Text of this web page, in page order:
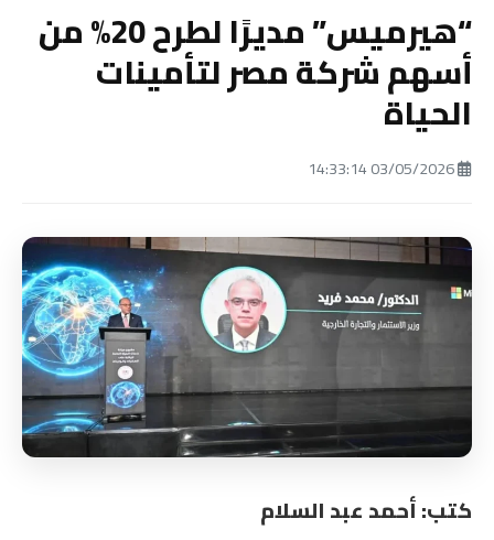
“هيرميس” مديرًا لطرح 20% من
أسهم شركة مصر لتأمينات
الحياة
كتب: أحمد عبد السلام